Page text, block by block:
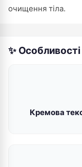
очищення тіла.
✨
Кремова